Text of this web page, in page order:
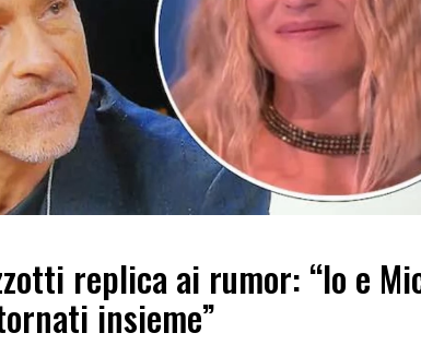
replica ai rumor: “Io e
insieme”